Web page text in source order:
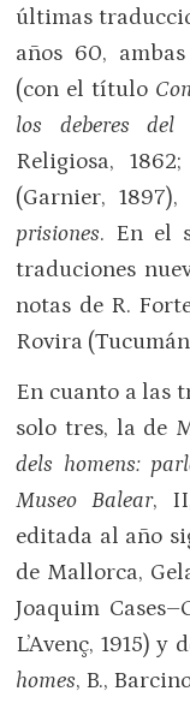
últimas
años 60,
(con el título
los deberes del
Religiosa,
(Garnier,
prisiones. En el
traduciones
notas de R.
Rovira
En cuanto a las
solo tres, la de
dels homens:
Museo Balear,
editada al año
de Mallorca,
Joaquim
L’Avenç, 1915) y
homes, B.,